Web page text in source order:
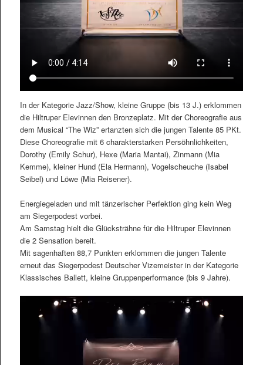
In der Kategorie Jazz/Show, kleine Gruppe (bis 13 J.) erklommen
die Hiltruper Elevinnen den Bronzeplatz. Mit der Choreografie aus
dem Musical “The Wiz” ertanzten sich die jungen Talente 85 PKt.
Diese Choreografie mit 6 charakterstarken Persöhnlichkeiten,
Dorothy (Emily Schur), Hexe (Maria Mantai), Zinmann (Mia
Kemme), kleiner Hund (Ela Hermann), Vogelscheuche (Isabel
Seibel) und Löwe (Mia Reisener).
Energiegeladen und mit tänzerischer Perfektion ging kein Weg
am Siegerpodest vorbei.
Am Samstag hielt die Glücksträhne für die Hiltruper Elevinnen
die 2 Sensation bereit.
Mit sagenhaften 88,7 Punkten erklommen die jungen Talente
erneut das Siegerpodest Deutscher Vizemeister in der Kategorie
Klassisches Ballett, kleine Gruppenperformance (bis 9 Jahre).